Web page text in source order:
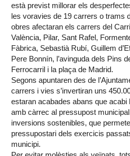
està previst millorar els
les voravies de 19 carrers o trams
obres afectaran els carrers del
València, Pilar, Sant Rafel,
Fàbrica, Sebastià Rubí, Guillem
Pere Bonnín, l’avinguda dels Pins
Ferrocarril i la plaça de Madrid.
Segons apuntaren des de
carrers i vies s’invertiran uns
estaran acabades abans que acabi
amb càrrec al pressupost
inversions sostenibles, que
pressupostari dels exercicis
municipi.